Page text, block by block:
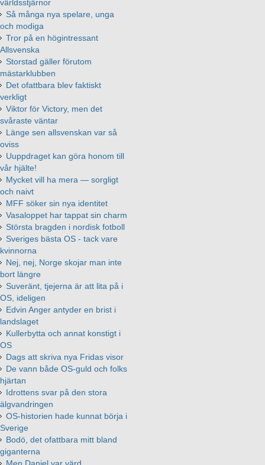
världsstjärnor
Så många nya spelare, unga
och modiga
Tror på en högintressant
Allsvenska
Storstad gäller förutom
mästarklubben
Det ofattbara blev faktiskt
verkligt
Viktor för Victory, men det
svåraste väntar
Länge sen allsvenskan var så
oviss
Uuppdraget kan göra honom till
vår hjälte!
Mycket vill ha mera — sorgligt
och naivt
MFF söker sin nya identitet
Vasaloppet har tappat sin charm
Största bragden i nordisk fotboll
Sveriges bästa OS - tack vare
kvinnorna
Nej, nej, Norge skojar man inte
bort längre
Suveränt, tjejerna är att lita på i
OS, ideligen
Edvin Anger antyder en brist i
landslaget
Kullerbytta och annat konstigt i
OS
Dags att skriva nya Fridas visor
De vann både OS-guld och folks
hjärtan
Idrottens svar på den stora
älgvandringen
OS-historien hade kunnat börja i
Sverige
Bodö, det ofattbara mitt bland
giganterna